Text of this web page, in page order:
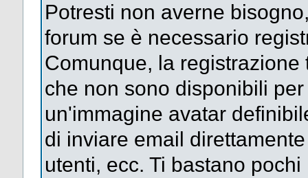
Potresti non averne
forum se è necessario
Comunque, la
che non sono disponibili
un'immagine avatar
di inviare email
utenti, ecc. Ti bastano